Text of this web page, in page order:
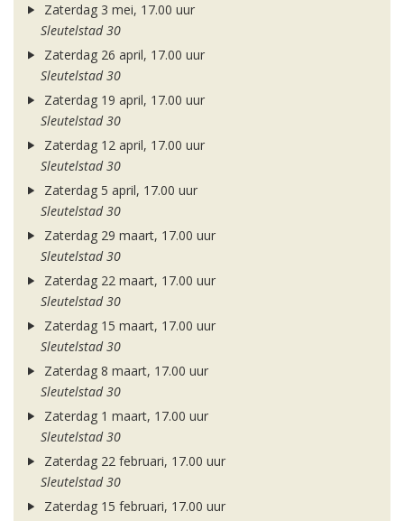
Zaterdag 3 mei, 17.00 uur
Sleutelstad 30
Zaterdag 26 april, 17.00 uur
Sleutelstad 30
Zaterdag 19 april, 17.00 uur
Sleutelstad 30
Zaterdag 12 april, 17.00 uur
Sleutelstad 30
Zaterdag 5 april, 17.00 uur
Sleutelstad 30
Zaterdag 29 maart, 17.00 uur
Sleutelstad 30
Zaterdag 22 maart, 17.00 uur
Sleutelstad 30
Zaterdag 15 maart, 17.00 uur
Sleutelstad 30
Zaterdag 8 maart, 17.00 uur
Sleutelstad 30
Zaterdag 1 maart, 17.00 uur
Sleutelstad 30
Zaterdag 22 februari, 17.00 uur
Sleutelstad 30
Zaterdag 15 februari, 17.00 uur